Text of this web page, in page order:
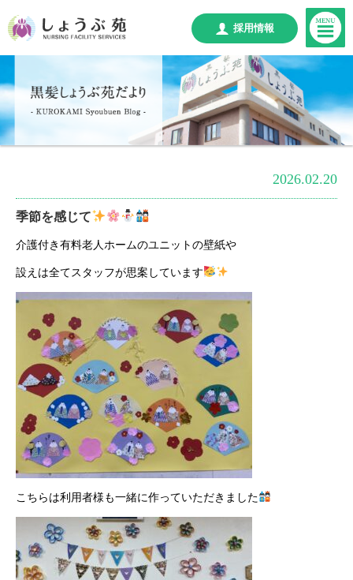
採用情報
2026.02.20
季節を感じて
介護付き有料老人ホームのユニットの壁紙や
設えは全てスタッフが思案しています
こちらは利用者様も一緒に作っていただきました